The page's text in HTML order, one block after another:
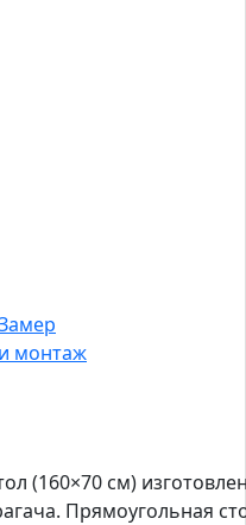
и монтаж
(160×70 см)
Прямоугольная